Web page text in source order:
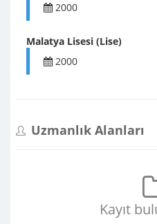
2000
Malatya Lisesi (Lise)
2000
Uzmanlık Alanları
Kayıt